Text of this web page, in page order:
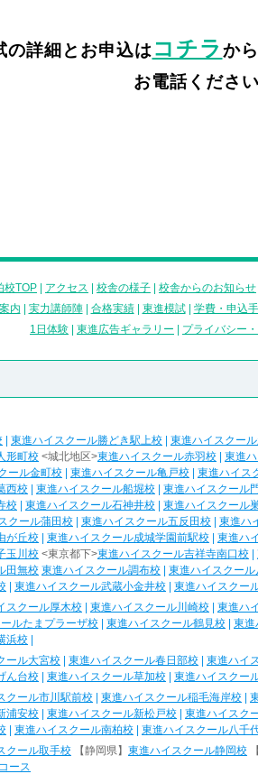
の詳細とお申込は コチラ か
お電話ください
校TOP アクセス 校舎の様子 校舎からのお知らせ
内
実力講師陣| 合格実績| 東進模試| 学費・申込
1日体験
東進広告ギャラリー プライバシー
東進ハイスクール勝どき駅上校 東進ハイスクー
形町校 <城北地区>東進ハイスクール赤羽校 東進
ール金町校
東進ハイスクール亀戸校 東進ハイス
西校
東進ハイスクール船堀校 東進ハイスクール
校
東進ハイスクール石神井校 東進ハイスクール
クール蒲田校
東進ハイスクール五反田校 東進ハ
が丘校
東進ハイスクール成城学園前駅校 東進ハ
玉川校 <東京都下>東進ハイスクール吉祥寺南口校
田無校 東進ハイスクール調布校 東進ハイスクール
東進ハイスクール武蔵小金井校 東進ハイスクー
スクール厚木校
東進ハイスクール川崎校 東進ハ
ルたまプラーザ校
東進ハイスクール鶴見校 東進
浜校
ール大宮校
東進ハイスクール春日部校 東進ハイ
ん台校
東進ハイスクール草加校 東進ハイスクー
クール市川駅前校
東進ハイスクール稲毛海岸校
浦安校
東進ハイスクール新松戸校 東進ハイスク
東進ハイスクール南柏校
東進ハイスクール八千
クール取手校
【静岡県】 東進ハイスクール静岡校
ース